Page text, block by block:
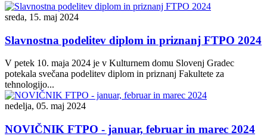
sreda, 15. maj 2024
Slavnostna podelitev diplom in priznanj FTPO 2024
V petek 10. maja 2024 je v Kulturnem domu Slovenj Gradec
potekala svečana podelitev diplom in priznanj Fakultete za
tehnologijo...
nedelja, 05. maj 2024
NOVIČNIK FTPO - januar, februar in marec 2024